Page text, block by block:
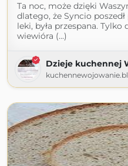
Ta noc, może dzięki
dlatego, że Syncio
leki, była przespana.
wiewióra (...)
Dzieje kuchennej